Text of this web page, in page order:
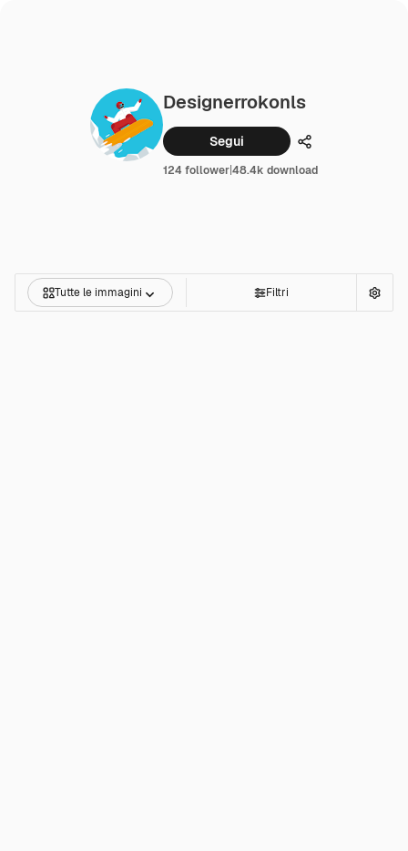
Designerrokonls
Segui Condividi
124 follower|48.4k download
Tutte le immagini Filtri